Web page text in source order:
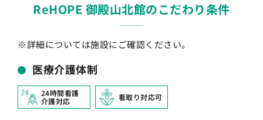
ReHOPE 御殿山北館のこだわり条件
※詳細については施設にご確認ください。
医療介護体制
24時間看護
介護対応
看取り対応可